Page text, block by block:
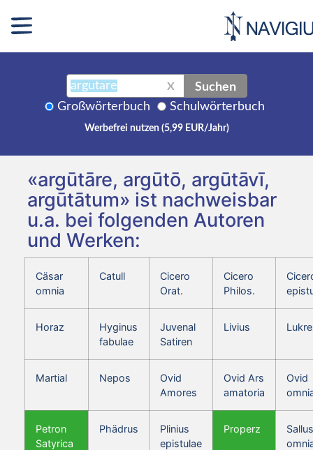
X Suchen
Großwörterbuch Schulwörterbuch
Werbefrei nutzen (5,99 EUR/Jahr)
«argūtāre, argūtō, argūtāvī,
argūtātum» ist nachweisbar
u.a. bei folgenden Autoren
und Werken:
Cäsar
omnia
Catull
Cicero
Orat.
Cicero
Philos.
Horaz
Hyginus
fabulae
Juvenal
Satiren
Livius
Martial Nepos
Ovid
Amores
Ovid Ars
amatoria
Ovid
Petron
Satyrica
Phädrus
Plinius
epistulae
Properz